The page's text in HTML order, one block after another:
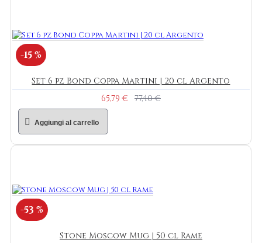
-15 %
Set 6 pz Bond Coppa Martini | 20 cl Argento
65,79 €
77,40 €
Aggiungi al carrello
-53 %
Stone Moscow Mug | 50 cl Rame